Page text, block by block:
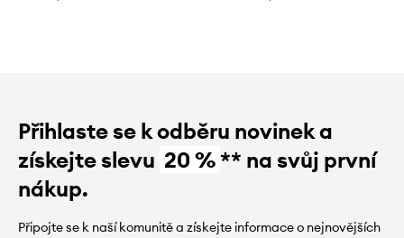
Přihlaste se k odběru novinek a
získejte slevu 20 %** na svůj první
nákup.
Připojte se k naší komunitě a získejte informace o nejnovějších